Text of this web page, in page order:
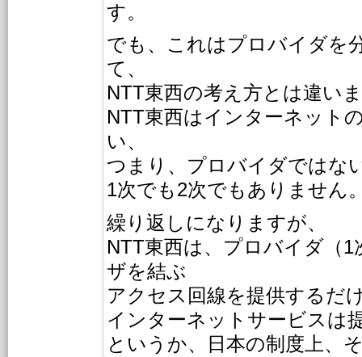
す。
でも、これはプロバイダを
て、
NTT東西の考え方とは違い
NTT東西はインターネット
い、
つまり、プロバイダではな
1次でも2次でもありません
繰り返しになりますが、
NTT東西は、プロバイダ（1
ザを結ぶ
アクセス回線を提供するだ
インターネットサービスは
というか、日本の制度上、